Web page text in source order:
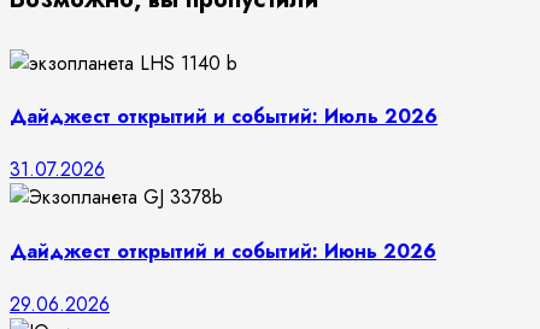
Дайджест открытий и событий: Июль 2026
31.07.2026
Дайджест открытий и событий: Июнь 2026
29.06.2026